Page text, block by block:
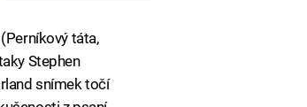
táta,
Stephen
snímek točí